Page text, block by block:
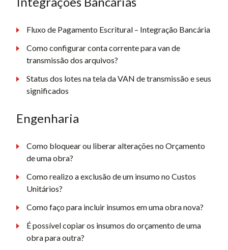
Fluxo de Pagamento Escritural – Integração Bancária
Como configurar conta corrente para van de
transmissão dos arquivos?
Status dos lotes na tela da VAN de transmissão e seus
significados
Engenharia
Como bloquear ou liberar alterações no Orçamento
de uma obra?
Como realizo a exclusão de um insumo no Custos
Unitários?
Como faço para incluir insumos em uma obra nova?
É possível copiar os insumos do orçamento de uma
obra para outra?